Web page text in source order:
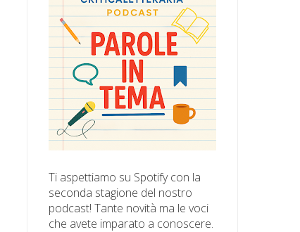
Ti aspettiamo su Spotify con la
seconda stagione del nostro
podcast! Tante novità ma le voci
che avete imparato a conoscere.